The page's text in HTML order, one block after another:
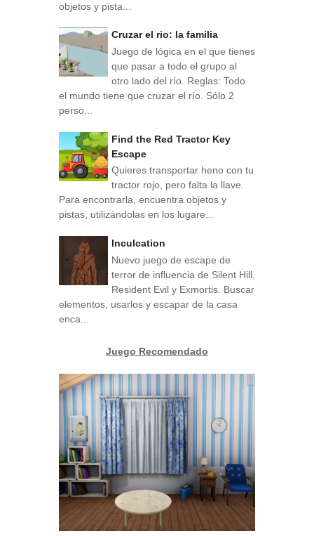
objetos y pista...
Cruzar el rio: la familia
Juego de lógica en el que tienes
que pasar a todo el grupo al
otro lado del río. Reglas: Todo
el mundo tiene que cruzar el río. Sólo 2
perso...
Find the Red Tractor Key
Escape
Quieres transportar heno con tu
tractor rojo, pero falta la llave.
Para encontrarla, encuentra objetos y
pistas, utilizándolas en los lugare...
Inculcation
Nuevo juego de escape de
terror de influencia de Silent Hill,
Resident Evil y Exmortis. Buscar
elementos, usarlos y escapar de la casa
enca...
Juego Recomendado